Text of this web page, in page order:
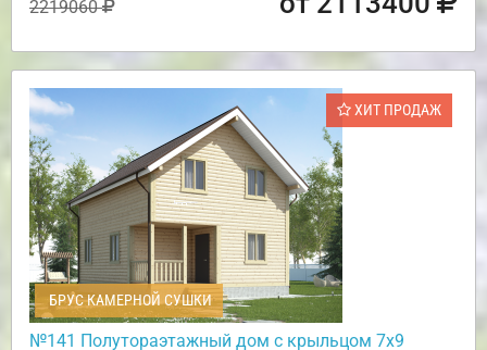
2219060
ХИТ ПРОДАЖ
БРУС КАМЕРНОЙ СУШКИ
№141 Полутораэтажный дом с крыльцом 7х9